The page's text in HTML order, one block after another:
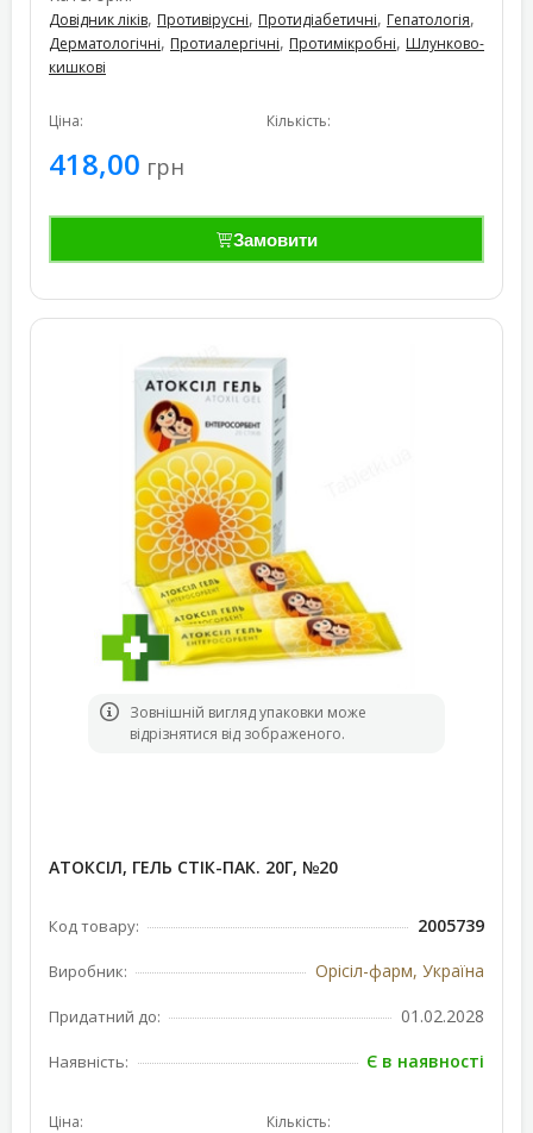
Довідник ліків, Противірусні, Протидіабетичні, Гепатологія,
Дерматологічні, Протиалергічні, Протимікробні, Шлунково-
кишкові
Ціна:
418,00 грн
Кількість:
Замовити
Зовнішній вигляд упаковки може
відрізнятися від зображеного.
АТОКСІЛ, ГЕЛЬ СТІК-ПАК. 20Г, №20
Код товару: 2005739
Виробник: Орісіл-фарм, Україна
Придатний до: 01.02.2028
Наявність: Є в наявності
Ціна: Кількість: